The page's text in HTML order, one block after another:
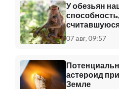
У обезьян
человеческой
07 авг, 09:57
астероид
Земле